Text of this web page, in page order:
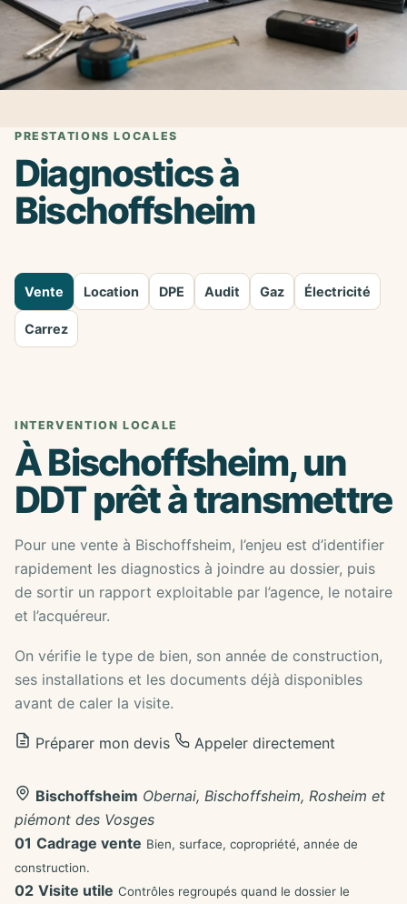
PRESTATIONS LOCALES
Diagnostics à
Bischoffsheim
Vente Location DPE Audit Gaz Électricité
Carrez
INTERVENTION LOCALE
À Bischoffsheim, un
DDT prêt à transmettre
Pour une vente à Bischoffsheim, l’enjeu est d’identifier
rapidement les diagnostics à joindre au dossier, puis
de sortir un rapport exploitable par l’agence, le notaire
et l’acquéreur.
On vérifie le type de bien, son année de construction,
ses installations et les documents déjà disponibles
avant de caler la visite.
Préparer mon devis Appeler directement
Bischoffsheim Obernai, Bischoffsheim, Rosheim et
piémont des Vosges
01 Cadrage vente Bien, surface, copropriété, année de
construction.
02 Visite utile Contrôles regroupés quand le dossier le